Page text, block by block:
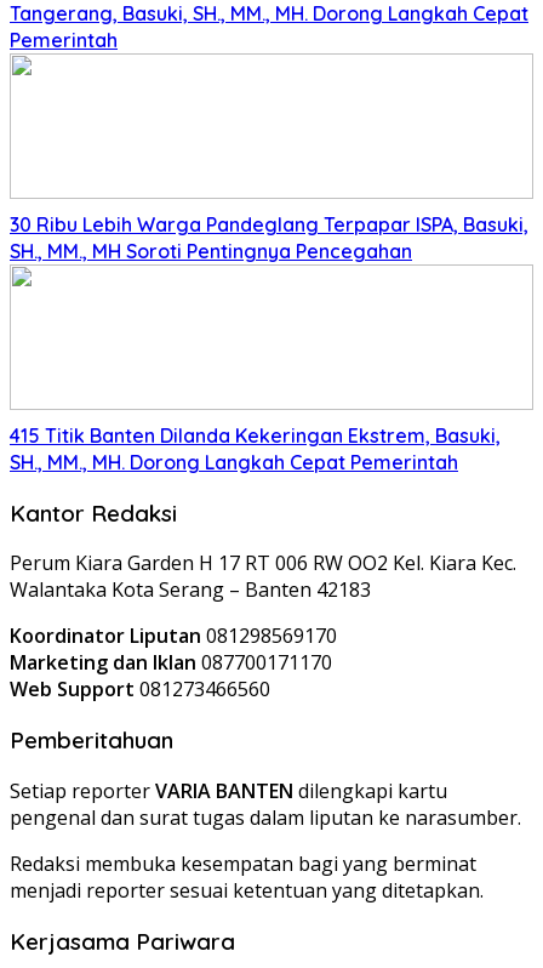
Tangerang, Basuki, SH., MM., MH. Dorong Langkah Cepat
Pemerintah
30 Ribu Lebih Warga Pandeglang Terpapar ISPA, Basuki,
SH., MM., MH Soroti Pentingnya Pencegahan
415 Titik Banten Dilanda Kekeringan Ekstrem, Basuki,
SH., MM., MH. Dorong Langkah Cepat Pemerintah
Kantor Redaksi
Perum Kiara Garden H 17 RT 006 RW OO2 Kel. Kiara Kec.
Walantaka Kota Serang – Banten 42183
Koordinator Liputan 081298569170
Marketing dan Iklan 087700171170
Web Support 081273466560
Pemberitahuan
Setiap reporterVARIA BANTEN dilengkapi kartu
pengenal dan surat tugas dalam liputan ke narasumber.
Redaksi membuka kesempatan bagi yang berminat
menjadi reporter sesuai ketentuan yang ditetapkan.
Kerjasama Pariwara